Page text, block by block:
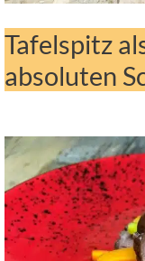
Tafelspitz
absoluten